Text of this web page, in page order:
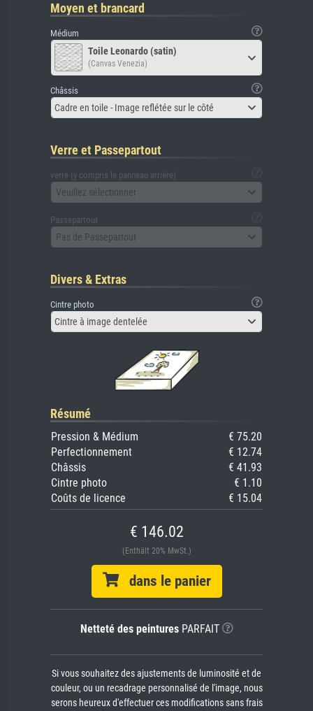
Moyen et brancard
Médium
Toile Leonardo (satin)
(Canvas Venezia)
Châssis
Cadre en toile - Image reflétée sur le côté
Verre et Passepartout
verre (y compris le panneau arrière)
Veuillez sélectionner
Passepartout
Pas de Passepartout
Divers & Extras
Cintre photo
Cintre à image dentelée
Résumé
Pression & Médium
€ 75.20
Perfectionnement
€ 12.74
Châssis
€ 41.93
Cintre photo
€ 1.10
Coûts de licence
€ 15.04
€ 146.02
(Enthält 20% MwSt.)
dans le panier
Netteté des peinturesPARFAIT
Si vous souhaitez des ajustements de luminosité et de
couleur, ou un recadrage personnalisé de l'image, nous
serons heureux d'effectuer ces modifications sans frais